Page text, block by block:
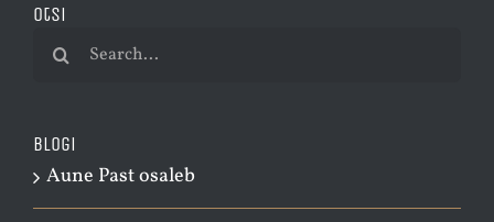
Otsi
Search
Blogi
Aune Past osaleb